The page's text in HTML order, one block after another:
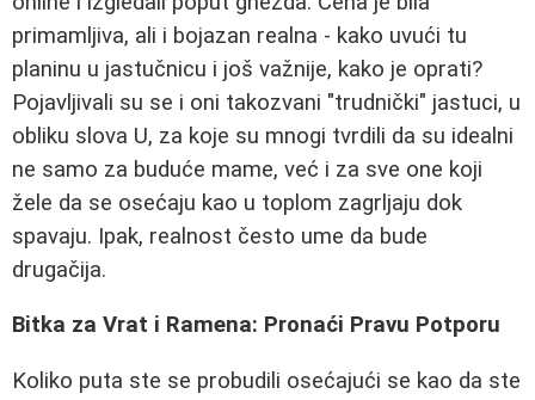
primamljiva, ali i bojazan realna - kako uvući tu
planinu u jastučnicu i još važnije, kako je oprati?
Pojavljivali su se i oni takozvani "trudnički" jastuci, u
obliku slova U, za koje su mnogi tvrdili da su idealni
ne samo za buduće mame, već i za sve one koji
žele da se osećaju kao u toplom zagrljaju dok
spavaju. Ipak, realnost često ume da bude
drugačija.
Bitka za Vrat i Ramena: Pronaći Pravu Potporu
Koliko puta ste se probudili osećajući se kao da ste